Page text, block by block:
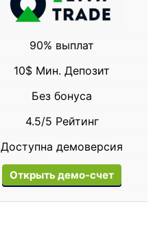
90% выплат
10$ Мин. Депозит
Без бонуса
4.5/5 Рейтинг
Доступна демоверсия
Открыть демо-счет